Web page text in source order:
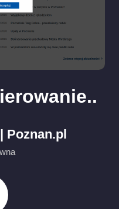
Poznan.pl